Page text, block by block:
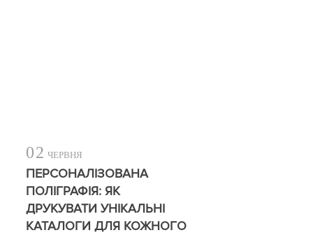
02 ЧЕРВНЯ
ПЕРСОНАЛІЗОВАНА
ПОЛІГРАФІЯ: ЯК
ДРУКУВАТИ УНІКАЛЬНІ
КАТАЛОГИ ДЛЯ КОЖНОГО